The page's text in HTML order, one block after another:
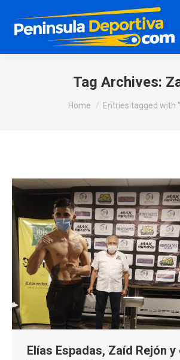
Tag Archives:
You are here:
Home Entries tagged with
Elías Espadas, Zaíd Rejón y